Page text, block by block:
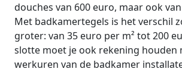
douches van 600 euro, maar ook
Met badkamertegels is het verschil
groter: van 35 euro per m² tot 200
slotte moet je ook rekening houden
werkuren van de badkamer